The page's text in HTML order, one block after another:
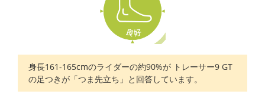
身長161-165cmのライダーの約90%が トレーサー9 GT
の足つきが「つま先立ち」と回答しています。